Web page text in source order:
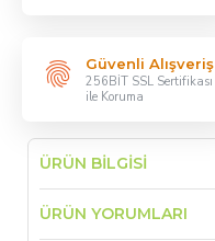
Güvenli Alışveriş
256BİT SSL Sertifikası
ile Koruma
ÜRÜN BILGISI
ÜRÜN YORUMLARI